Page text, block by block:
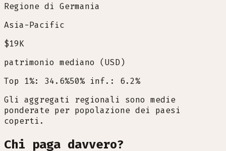
Regione di Germania
Asia-Pacific
$19K
patrimonio mediano (USD)
Top 1%: 34.6%50% inf.: 6.2%
Gli aggregati regionali sono medie
ponderate per popolazione dei paesi
coperti.
Chi paga davvero?